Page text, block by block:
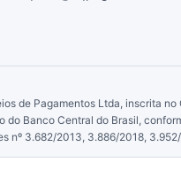
de Pagamentos Ltda, inscrita
Banco Central do Brasil,
nº 3.682/2013, 3.886/2018,